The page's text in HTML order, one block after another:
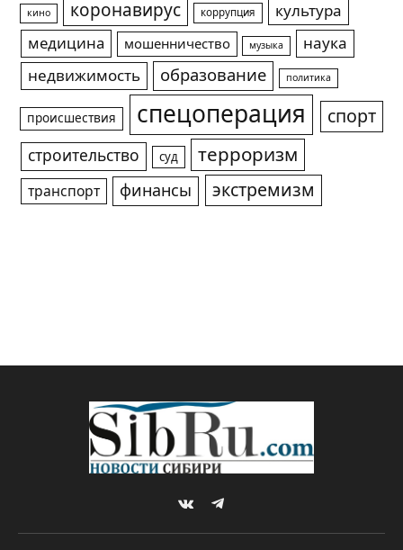
кино коронавирус коррупция
культура
медицина
мошенничество музыка
наука
недвижимость
образование политика
происшествия спецоперация спорт
строительство суд терроризм
транспорт финансы экстремизм
VKontakteTelegram